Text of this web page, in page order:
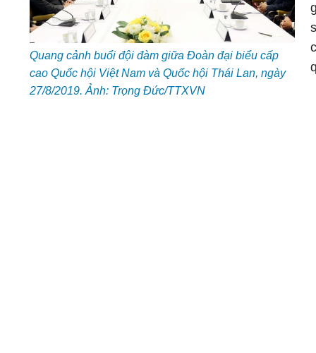
Quang cảnh buổi đội đàm giữa Đoàn đại biểu cấp
cao Quốc hội Việt Nam và Quốc hội Thái Lan, ngày
27/8/2019. Ảnh: Trọng Đức/TTXVN